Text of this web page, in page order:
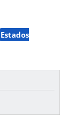
Estados